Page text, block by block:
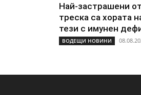
Най-застрашени
треска са хората
тези с имунен
ВОДЕЩИ НОВИНИ